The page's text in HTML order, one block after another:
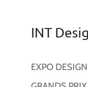
INT
EXPO DESIGN